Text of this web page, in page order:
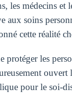
les médecins et
aux soins
cette réalité
les
pour le soi-